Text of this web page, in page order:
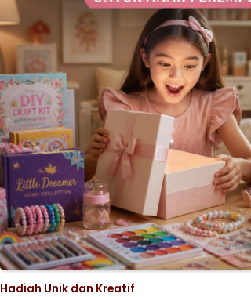
Hadiah Unik dan Kreatif